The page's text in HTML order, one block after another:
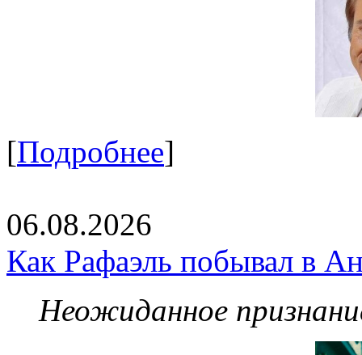
[Подробнее]
06.08.2026
Как Рафаэль побывал в
Неожиданное